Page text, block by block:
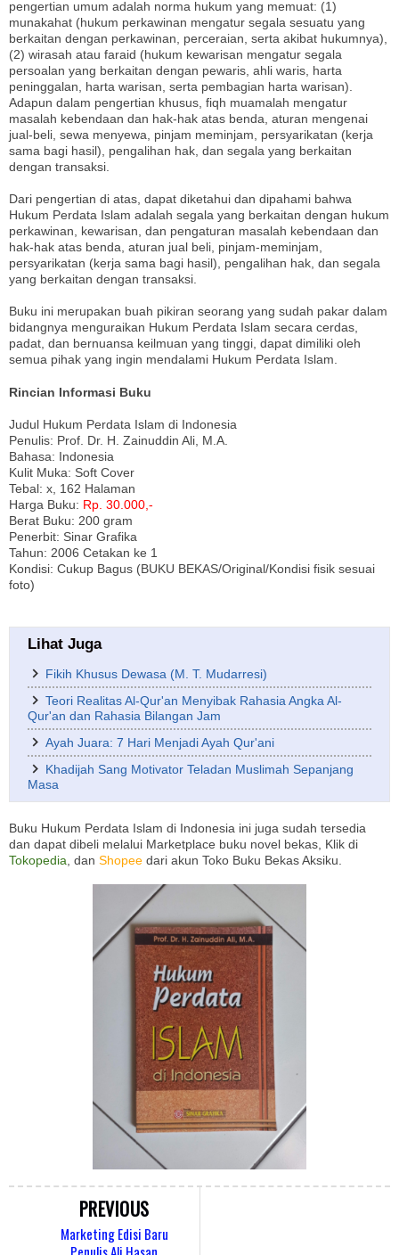
pengertian umum adalah norma hukum yang memuat: (1)
munakahat (hukum perkawinan mengatur segala sesuatu yang
berkaitan dengan perkawinan, perceraian, serta akibat hukumnya),
(2) wirasah atau faraid (hukum kewarisan mengatur segala
persoalan yang berkaitan dengan pewaris, ahli waris, harta
peninggalan, harta warisan, serta pembagian harta warisan).
Adapun dalam pengertian khusus, fiqh muamalah mengatur
masalah kebendaan dan hak-hak atas benda, aturan mengenai
jual-beli, sewa menyewa, pinjam meminjam, persyarikatan (kerja
sama bagi hasil), pengalihan hak, dan segala yang berkaitan
dengan transaksi.
Dari pengertian di atas, dapat diketahui dan dipahami bahwa
Hukum Perdata Islam adalah segala yang berkaitan dengan hukum
perkawinan, kewarisan, dan pengaturan masalah kebendaan dan
hak-hak atas benda, aturan jual beli, pinjam-meminjam,
persyarikatan (kerja sama bagi hasil), pengalihan hak, dan segala
yang berkaitan dengan transaksi.
Buku ini merupakan buah pikiran seorang yang sudah pakar dalam
bidangnya menguraikan Hukum Perdata Islam secara cerdas,
padat, dan bernuansa keilmuan yang tinggi, dapat dimiliki oleh
semua pihak yang ingin mendalami Hukum Perdata Islam.
Rincian Informasi Buku
Judul Hukum Perdata Islam di Indonesia
Penulis: Prof. Dr. H. Zainuddin Ali, M.A.
Bahasa: Indonesia
Kulit Muka: Soft Cover
Tebal: x, 162 Halaman
Harga Buku: Rp. 30.000,-
Berat Buku: 200 gram
Penerbit: Sinar Grafika
Tahun: 2006 Cetakan ke 1
Kondisi: Cukup Bagus (BUKU BEKAS/Original/Kondisi fisik sesuai
foto)
Lihat Juga
Fikih Khusus Dewasa (M. T. Mudarresi)
Teori Realitas Al-Qur'an Menyibak Rahasia Angka Al-
Qur'an dan Rahasia Bilangan Jam
Ayah Juara: 7 Hari Menjadi Ayah Qur'ani
Khadijah Sang Motivator Teladan Muslimah Sepanjang
Masa
Buku Hukum Perdata Islam di Indonesia ini juga sudah tersedia
dan dapat dibeli melalui Marketplace buku novel bekas, Klik di
Tokopedia, dan Shopee dari akun Toko Buku Bekas Aksiku.
PREVIOUS
Marketing Edisi Baru